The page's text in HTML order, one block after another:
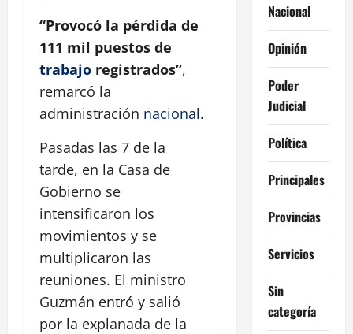
“Provocó la pérdida de
111 mil puestos de
trabajo registrados”,
remarcó la
administración nacional.
Pasadas las 7 de la
tarde, en la Casa de
Gobierno se
intensificaron los
movimientos y se
multiplicaron las
reuniones. El ministro
Guzmán entró y salió
por la explanada de la
Nacional
Opinión
Poder
Judicial
Política
Principales
Provincias
Servicios
Sin
categoría